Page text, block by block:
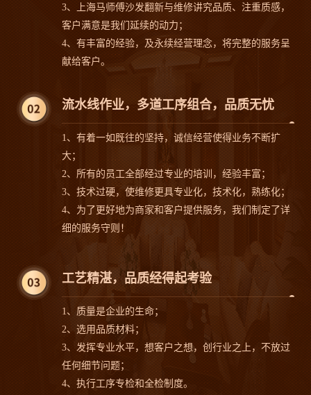
3、上海马师傅沙发翻新与维修讲究品质、注重质感，
客户满意是我们延续的动力；
4、有丰富的经验，及永续经营理念，将完整的服务呈
献给客户。
流水线作业，多道工序组合，品质无忧
1、有着一如既往的坚持，诚信经营使得业务不断扩
大；
2、所有的员工全部经过专业的培训，经验丰富；
3、技术过硬，使维修更具专业化，技术化，熟练化；
4、为了更好地为商家和客户提供服务，我们制定了详
细的服务守则！
工艺精湛，品质经得起考验
1、质量是企业的生命；
2、选用品质材料；
3、发挥专业水平，想客户之想，创行业之上，不放过
任何细节问题；
4、执行工序专检和全检制度。
沙发案例 沙发案例
沙发案例 沙发案例
沙发案例